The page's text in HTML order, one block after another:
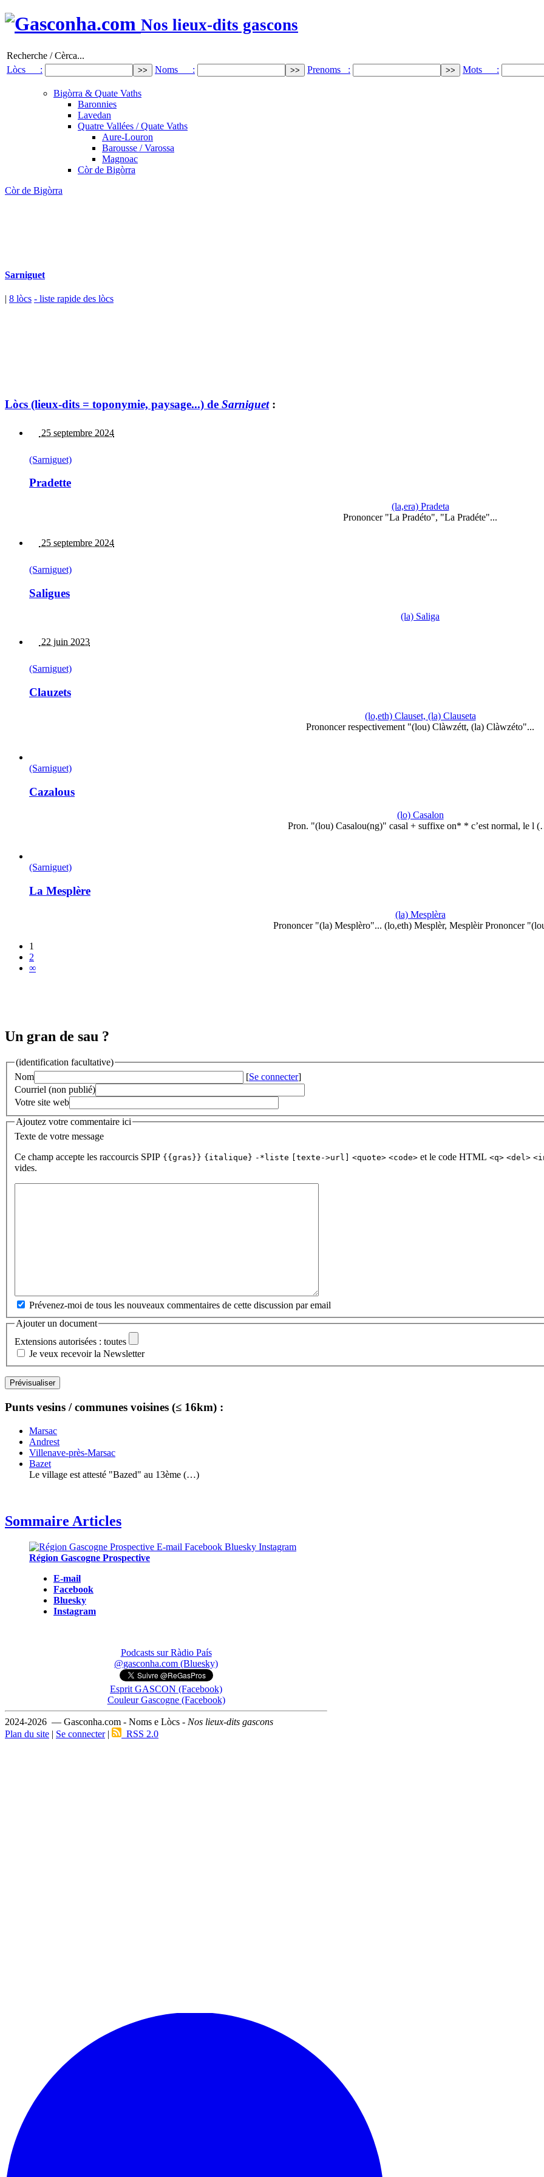
Nos lieux-dits gascons
Recherche / Cèrca...
Lòcs :
Noms : Prenoms : Mots :
Bigòrra & Quate Vaths
Baronnies
Lavedan
Quatre Vallées / Quate Vaths
Aure-Louron
Barousse / Varossa
Magnoac
Còr de Bigòrra
Còr de Bigòrra
Sarniguet
| 8 lòcs - liste rapide des lòcs
Lòcs (lieux-dits = toponymie, paysage...) de Sarniguet:
25 septembre 2024
(Sarniguet)
Pradette
(la,era) Pradeta
Prononcer "La Pradéto", "La Pradéte"...
25 septembre 2024
(Sarniguet)
Saligues
(la) Saliga
22 juin 2023
(Sarniguet)
Clauzets
(lo,eth) Clauset, (la) Clauseta
Prononcer respectivement "(lou) Clàwzétt, (la) Clàwzéto"...
(Sarniguet)
Cazalous
(lo) Casalon
Pron. "(lou) Casalou(ng)" casal + suffixe on* * c’est normal, le l
(Sarniguet)
La Mesplère
(la) Mesplèra
Prononcer "(la) Mesplèro"... (lo,eth) Mesplèr, Mesplèir Prononcer
1
2
∞
Un gran de sau ?
(identification facultative)
Nom
[Se connecter]
Courriel (non publié)
Votre site web
Ajoutez votre commentaire ici
Texte de votre message
Ce champ accepte les raccourcis SPIP {{gras}} {italique} -*liste [texte->url] <quote> <code> et le code HTML <q> <del>
vides.
Prévenez-moi de tous les nouveaux commentaires de cette discussion par email
Ajouter un document
Extensions autorisées : toutes
Je veux recevoir la Newsletter
Punts vesins / communes voisines (≤ 16km) :
Marsac
Andrest
Villenave-près-Marsac
Bazet
Le village est attesté "Bazed" au 13ème (…)
Sommaire Articles
Région Gascogne Prospective
E-mail
Facebook
Bluesky
Instagram
Podcasts sur Ràdio País
@gasconha.com (Bluesky)
Esprit GASCON (Facebook)
Couleur Gascogne (Facebook)
2024-2026 — Gasconha.com - Noms e Lòcs - Nos lieux-dits gascons
Plan du site | Se connecter| RSS 2.0